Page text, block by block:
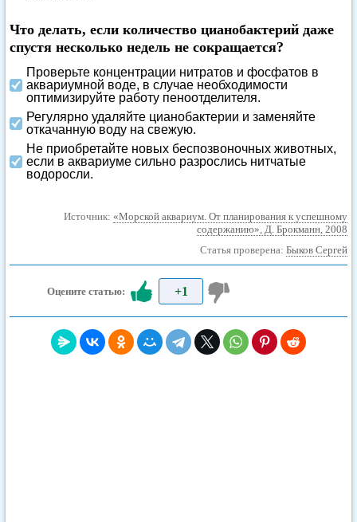
Что делать, если количество цианобактерий даже
спустя несколько недель не сокращается?
Проверьте концентрации нитратов и фосфатов в
аквариумной воде, в случае необходимости
оптимизируйте работу пеноотделителя.
Регулярно удаляйте цианобактерии и заменяйте
откачанную воду на свежую.
Не приобретайте новых беспозвоночных животных,
если в аквариуме сильно разрослись нитчатые
водоросли.
Источник: «Морской аквариум. От планирования к успешному
содержанию», Д. Брокманн, 2008
Статья проверена: Быков Сергей
Оцените статью: +1